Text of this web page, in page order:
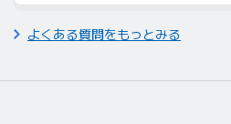
よくある質問をもっとみる